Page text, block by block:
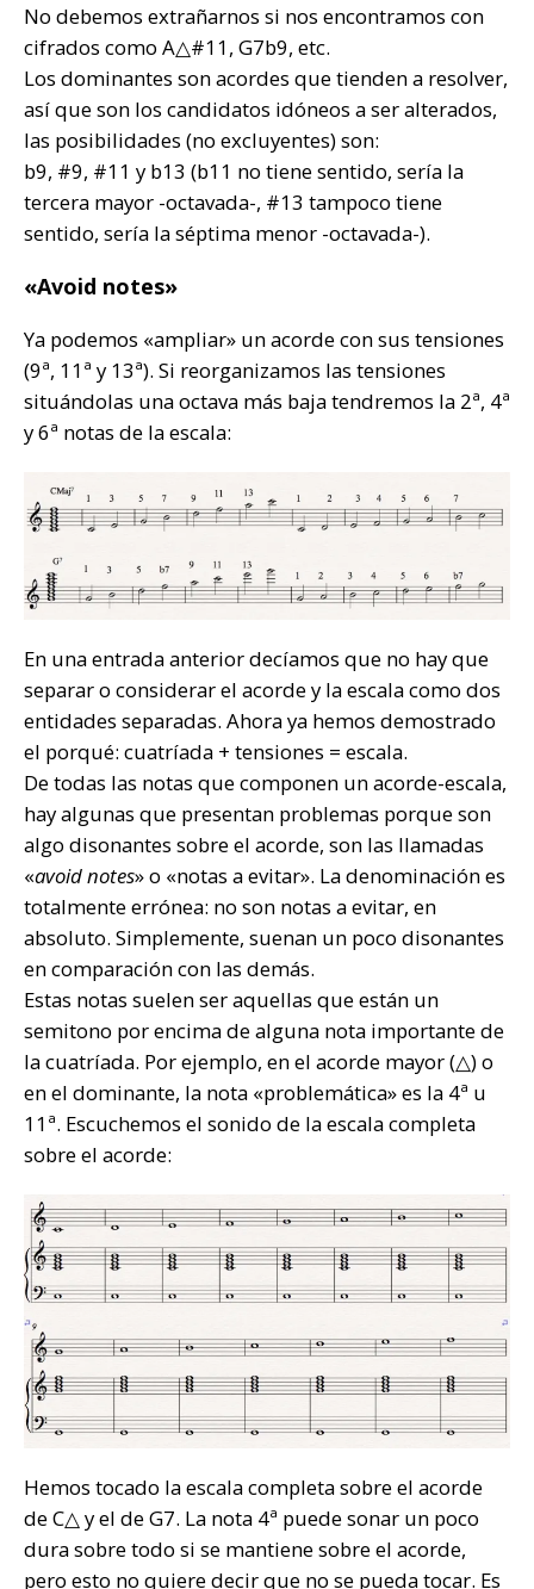
No debemos extrañarnos si nos encontramos con
cifrados como A△#11, G7b9, etc.
Los dominantes son acordes que tienden a resolver,
así que son los candidatos idóneos a ser alterados,
las posibilidades (no excluyentes) son:
b9, #9, #11 y b13 (b11 no tiene sentido, sería la
tercera mayor -octavada-, #13 tampoco tiene
sentido, sería la séptima menor -octavada-).
«Avoid notes»
Ya podemos «ampliar» un acorde con sus tensiones
(9ª, 11ª y 13ª). Si reorganizamos las tensiones
situándolas una octava más baja tendremos la 2ª, 4ª
y 6ª notas de la escala:
En una entrada anterior decíamos que no hay que
separar o considerar el acorde y la escala como dos
entidades separadas. Ahora ya hemos demostrado
el porqué: cuatríada + tensiones = escala.
De todas las notas que componen un acorde-escala,
hay algunas que presentan problemas porque son
algo disonantes sobre el acorde, son las llamadas
«avoid notes» o «notas a evitar». La denominación es
totalmente errónea: no son notas a evitar, en
absoluto. Simplemente, suenan un poco disonantes
en comparación con las demás.
Estas notas suelen ser aquellas que están un
semitono por encima de alguna nota importante de
la cuatríada. Por ejemplo, en el acorde mayor (△) o
en el dominante, la nota «problemática» es la 4ª u
11ª. Escuchemos el sonido de la escala completa
sobre el acorde:
Hemos tocado la escala completa sobre el acorde
de C△ y el de G7. La nota 4ª puede sonar un poco
dura sobre todo si se mantiene sobre el acorde,
pero esto no quiere decir que no se pueda tocar. Es